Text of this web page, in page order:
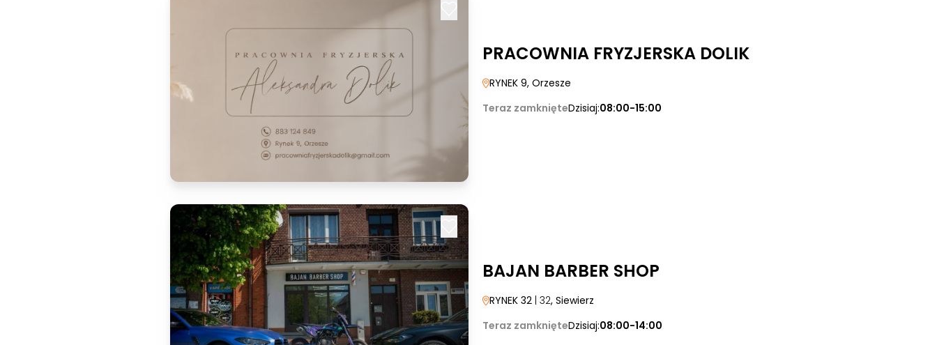
PRACOWNIA FRYZJERSKA DOLIK
RYNEK 9, Orzesze
Teraz zamknięteDzisiaj:08:00-15:00
BAJAN BARBER SHOP
RYNEK 32 | 32, Siewierz
Teraz zamknięteDzisiaj:08:00-14:00